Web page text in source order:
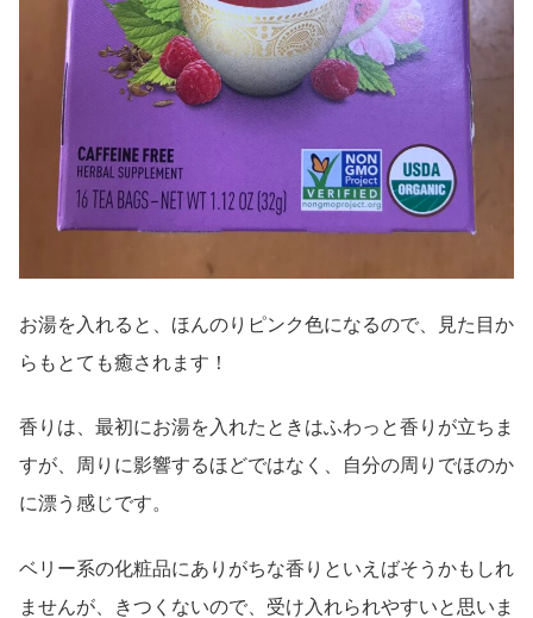
お湯を入れると、ほんのりピンク色になるので、見た目か
らもとても癒されます！
香りは、最初にお湯を入れたときはふわっと香りが立ちま
すが、周りに影響するほどではなく、自分の周りでほのか
に漂う感じです。
ベリー系の化粧品にありがちな香りといえばそうかもしれ
ませんが、きつくないので、受け入れられやすいと思いま